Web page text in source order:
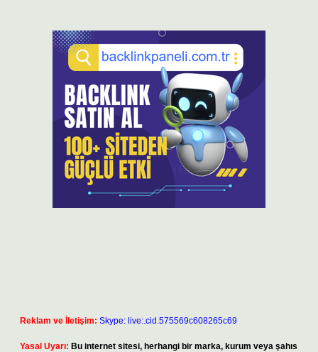
Reklam ve İletişim: Skype: live:.cid.575569c608265c69
Yasal Uyarı: Bu internet sitesi, herhangi bir marka, kurum veya şahıs